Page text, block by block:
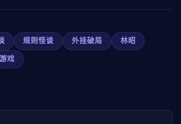
规则怪谈 外挂破局
林昭
戏